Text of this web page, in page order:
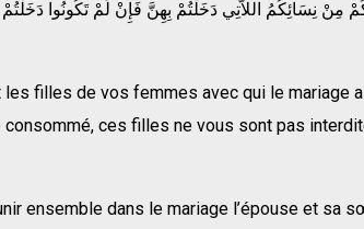
les filles de vos femmes avec qui le mariage
consommé, ces filles ne vous sont pas
ensemble dans le mariage l’épouse et sa